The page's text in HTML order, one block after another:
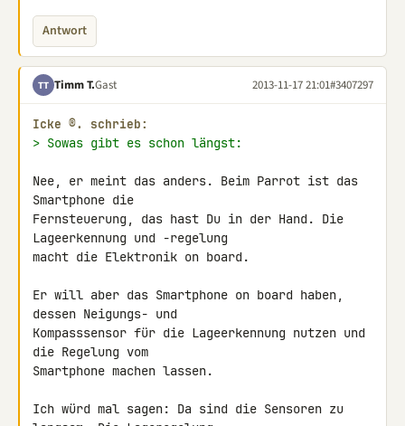
Antwort
TT Timm T.Gast 2013-11-17 21:01#3407297
Icke ®. schrieb:
> Sowas gibt es schon längst:
Nee, er meint das anders. Beim Parrot ist das
Smartphone die
Fernsteuerung, das hast Du in der Hand. Die
Lageerkennung und -regelung
macht die Elektronik on board.
Er will aber das Smartphone on board haben,
dessen Neigungs- und
Kompasssensor für die Lageerkennung nutzen und
die Regelung vom
Smartphone machen lassen.
Ich würd mal sagen: Da sind die Sensoren zu